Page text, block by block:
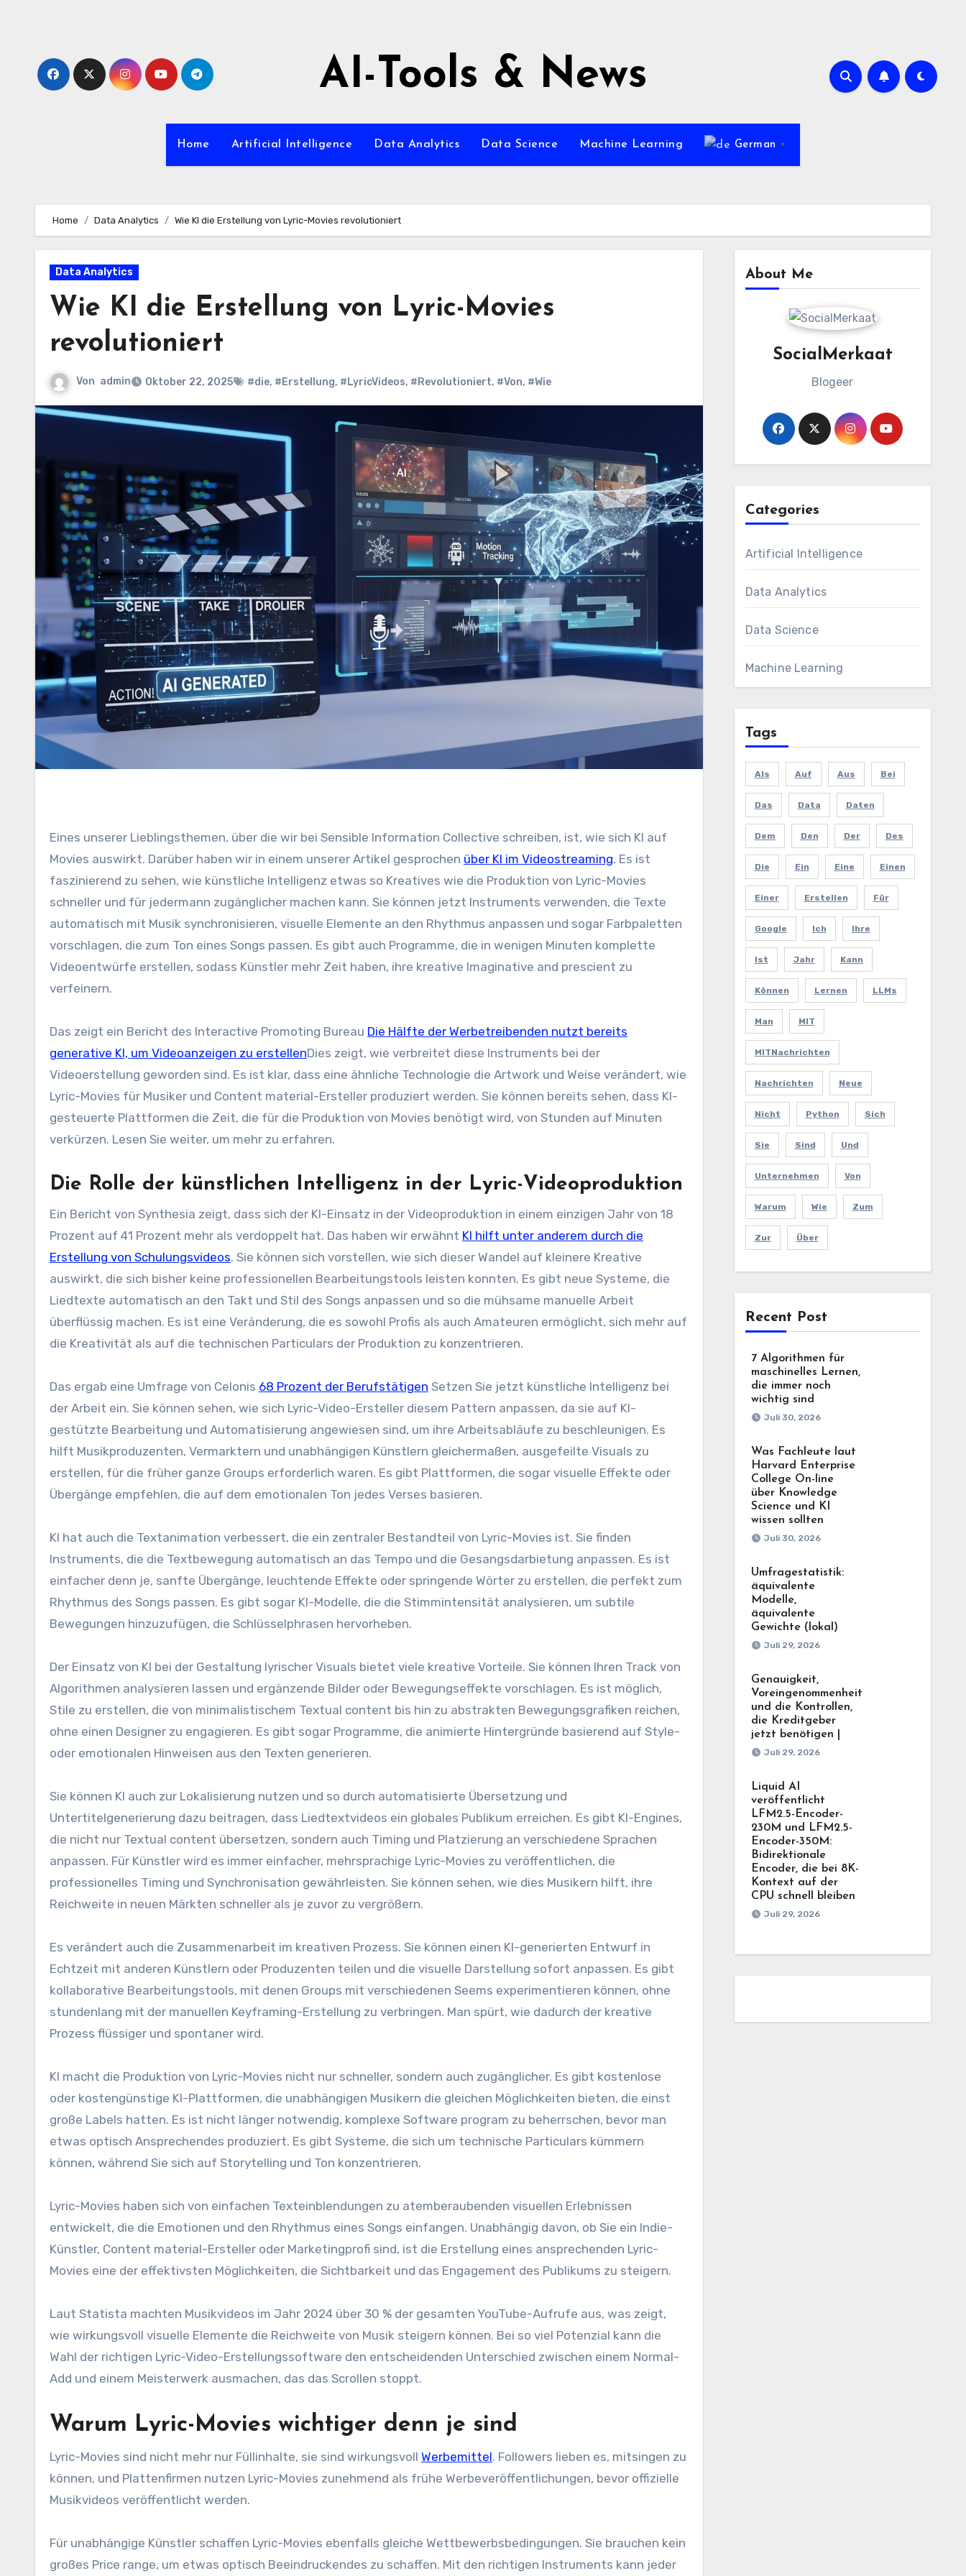
AI-Tools & News
Home Artificial Intelligence Data Analytics Data Science Machine Learning German ▼
Home Data Analytics Wie KI die Erstellung von Lyric-Movies revolutioniert
Data Analytics
Wie KI die Erstellung von Lyric-Movies
revolutioniert
Von admin Oktober 22, 2025 #die, #Erstellung, #LyricVideos, #Revolutioniert, #Von, #Wie
Eines unserer Lieblingsthemen, über die wir bei Sensible Information Collective schreiben, ist, wie sich KI auf
Movies auswirkt. Darüber haben wir in einem unserer Artikel gesprochen über KI im Videostreaming. Es ist
faszinierend zu sehen, wie künstliche Intelligenz etwas so Kreatives wie die Produktion von Lyric-Movies
schneller und für jedermann zugänglicher machen kann. Sie können jetzt Instruments verwenden, die Texte
automatisch mit Musik synchronisieren, visuelle Elemente an den Rhythmus anpassen und sogar Farbpaletten
vorschlagen, die zum Ton eines Songs passen. Es gibt auch Programme, die in wenigen Minuten komplette
Videoentwürfe erstellen, sodass Künstler mehr Zeit haben, ihre kreative Imaginative and prescient zu
verfeinern.
Das zeigt ein Bericht des Interactive Promoting Bureau Die Hälfte der Werbetreibenden nutzt bereits
generative KI, um Videoanzeigen zu erstellenDies zeigt, wie verbreitet diese Instruments bei der
Videoerstellung geworden sind. Es ist klar, dass eine ähnliche Technologie die Artwork und Weise verändert, wie
Lyric-Movies für Musiker und Content material-Ersteller produziert werden. Sie können bereits sehen, dass KI-
gesteuerte Plattformen die Zeit, die für die Produktion von Movies benötigt wird, von Stunden auf Minuten
verkürzen. Lesen Sie weiter, um mehr zu erfahren.
Die Rolle der künstlichen Intelligenz in der Lyric-Videoproduktion
Ein Bericht von Synthesia zeigt, dass sich der KI-Einsatz in der Videoproduktion in einem einzigen Jahr von 18
Prozent auf 41 Prozent mehr als verdoppelt hat. Das haben wir erwähnt KI hilft unter anderem durch die
Erstellung von Schulungsvideos. Sie können sich vorstellen, wie sich dieser Wandel auf kleinere Kreative
auswirkt, die sich bisher keine professionellen Bearbeitungstools leisten konnten. Es gibt neue Systeme, die
Liedtexte automatisch an den Takt und Stil des Songs anpassen und so die mühsame manuelle Arbeit
überflüssig machen. Es ist eine Veränderung, die es sowohl Profis als auch Amateuren ermöglicht, sich mehr auf
die Kreativität als auf die technischen Particulars der Produktion zu konzentrieren.
Das ergab eine Umfrage von Celonis 68 Prozent der Berufstätigen Setzen Sie jetzt künstliche Intelligenz bei
der Arbeit ein. Sie können sehen, wie sich Lyric-Video-Ersteller diesem Pattern anpassen, da sie auf KI-
gestützte Bearbeitung und Automatisierung angewiesen sind, um ihre Arbeitsabläufe zu beschleunigen. Es
hilft Musikproduzenten, Vermarktern und unabhängigen Künstlern gleichermaßen, ausgefeilte Visuals zu
erstellen, für die früher ganze Groups erforderlich waren. Es gibt Plattformen, die sogar visuelle Effekte oder
Übergänge empfehlen, die auf dem emotionalen Ton jedes Verses basieren.
KI hat auch die Textanimation verbessert, die ein zentraler Bestandteil von Lyric-Movies ist. Sie finden
Instruments, die die Textbewegung automatisch an das Tempo und die Gesangsdarbietung anpassen. Es ist
einfacher denn je, sanfte Übergänge, leuchtende Effekte oder springende Wörter zu erstellen, die perfekt zum
Rhythmus des Songs passen. Es gibt sogar KI-Modelle, die die Stimmintensität analysieren, um subtile
Bewegungen hinzuzufügen, die Schlüsselphrasen hervorheben.
Der Einsatz von KI bei der Gestaltung lyrischer Visuals bietet viele kreative Vorteile. Sie können Ihren Track von
Algorithmen analysieren lassen und ergänzende Bilder oder Bewegungseffekte vorschlagen. Es ist möglich,
Stile zu erstellen, die von minimalistischem Textual content bis hin zu abstrakten Bewegungsgrafiken reichen,
ohne einen Designer zu engagieren. Es gibt sogar Programme, die animierte Hintergründe basierend auf Style-
oder emotionalen Hinweisen aus den Texten generieren.
Sie können KI auch zur Lokalisierung nutzen und so durch automatisierte Übersetzung und
Untertitelgenerierung dazu beitragen, dass Liedtextvideos ein globales Publikum erreichen. Es gibt KI-Engines,
die nicht nur Textual content übersetzen, sondern auch Timing und Platzierung an verschiedene Sprachen
anpassen. Für Künstler wird es immer einfacher, mehrsprachige Lyric-Movies zu veröffentlichen, die
professionelles Timing und Synchronisation gewährleisten. Sie können sehen, wie dies Musikern hilft, ihre
Reichweite in neuen Märkten schneller als je zuvor zu vergrößern.
Es verändert auch die Zusammenarbeit im kreativen Prozess. Sie können einen KI-generierten Entwurf in
Echtzeit mit anderen Künstlern oder Produzenten teilen und die visuelle Darstellung sofort anpassen. Es gibt
kollaborative Bearbeitungstools, mit denen Groups mit verschiedenen Seems experimentieren können, ohne
stundenlang mit der manuellen Keyframing-Erstellung zu verbringen. Man spürt, wie dadurch der kreative
Prozess flüssiger und spontaner wird.
KI macht die Produktion von Lyric-Movies nicht nur schneller, sondern auch zugänglicher. Es gibt kostenlose
oder kostengünstige KI-Plattformen, die unabhängigen Musikern die gleichen Möglichkeiten bieten, die einst
große Labels hatten. Es ist nicht länger notwendig, komplexe Software program zu beherrschen, bevor man
etwas optisch Ansprechendes produziert. Es gibt Systeme, die sich um technische Particulars kümmern
können, während Sie sich auf Storytelling und Ton konzentrieren.
Lyric-Movies haben sich von einfachen Texteinblendungen zu atemberaubenden visuellen Erlebnissen
entwickelt, die die Emotionen und den Rhythmus eines Songs einfangen. Unabhängig davon, ob Sie ein Indie-
Künstler, Content material-Ersteller oder Marketingprofi sind, ist die Erstellung eines ansprechenden Lyric-
Movies eine der effektivsten Möglichkeiten, die Sichtbarkeit und das Engagement des Publikums zu steigern.
Laut Statista machten Musikvideos im Jahr 2024 über 30 % der gesamten YouTube-Aufrufe aus, was zeigt,
wie wirkungsvoll visuelle Elemente die Reichweite von Musik steigern können. Bei so viel Potenzial kann die
Wahl der richtigen Lyric-Video-Erstellungssoftware den entscheidenden Unterschied zwischen einem Normal-
Add und einem Meisterwerk ausmachen, das das Scrollen stoppt.
Warum Lyric-Movies wichtiger denn je sind
Lyric-Movies sind nicht mehr nur Füllinhalte, sie sind wirkungsvoll Werbemittel. Followers lieben es, mitsingen zu
können, und Plattenfirmen nutzen Lyric-Movies zunehmend als frühe Werbeveröffentlichungen, bevor offizielle
Musikvideos veröffentlicht werden.
Für unabhängige Künstler schaffen Lyric-Movies ebenfalls gleiche Wettbewerbsbedingungen. Sie brauchen kein
großes Price range, um etwas optisch Beeindruckendes zu schaffen. Mit den richtigen Instruments kann jeder
About Me
SocialMerkaat
Blogeer
Categories
Artificial Intelligence
Data Analytics
Data Science
Machine Learning
Tags
Als Auf Aus Bei
Das Data Daten
Dem Den Der Des
Die Ein Eine Einen
Einer Erstellen Für
Google Ich Ihre
Ist Jahr Kann
Können Lernen LLMs
Man MIT
MITNachrichten
Nachrichten Neue
Nicht Python Sich
Sie Sind Und
Unternehmen Von
Warum Wie Zum
Zur Über
Recent Post
7 Algorithmen für
maschinelles Lernen,
die immer noch
wichtig sind
Juli 30, 2026
Was Fachleute laut
Harvard Enterprise
College On-line
über Knowledge
Science und KI
wissen sollten
Juli 30, 2026
Umfragestatistik:
äquivalente
Modelle,
äquivalente
Gewichte (lokal)
Juli 29, 2026
Genauigkeit,
Voreingenommenheit
und die Kontrollen,
die Kreditgeber
jetzt benötigen |
Juli 29, 2026
Liquid AI
veröffentlicht
LFM2.5-Encoder-
230M und LFM2.5-
Encoder-350M:
Bidirektionale
Encoder, die bei 8K-
Kontext auf der
CPU schnell bleiben
Juli 29, 2026